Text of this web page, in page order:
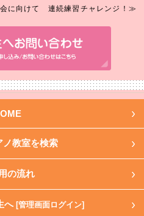
に向けて 連続練習チャレンジ！≫
ノ教室を検索
の流れ
へ [管理画面ログイン]